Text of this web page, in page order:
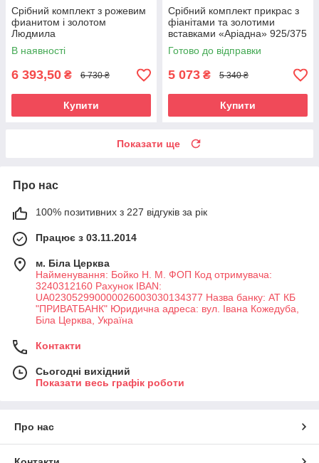
Срібний комплект з рожевим
фианитом і золотом
Людмила
В наявності
6 393,50 ₴ 6 730 ₴
Купити
Срібний комплект прикрас з
фіанітами та золотими
вставками «Аріадна» 925/375
Готово до відправки
5 073 ₴ 5 340 ₴
Купити
Показати ще
Про нас
100% позитивних з 227 відгуків за рік
Працює з 03.11.2014
м. Біла Церква
Найменування: Бойко Н. М. ФОП Код отримувача:
3240312160 Рахунок IBAN:
UA023052990000026003030134377 Назва банку: АТ КБ
"ПРИВАТБАНК" Юридична адреса: вул. Івана Кожедуба,
Біла Церква, Україна
Контакти
Сьогодні вихідний
Показати весь графік роботи
Про нас